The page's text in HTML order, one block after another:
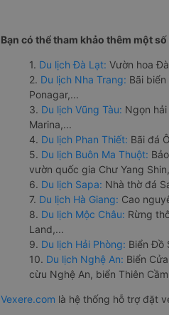
Bạn có thể tham khảo thêm một
1. Du lịch Đà Lạt: Vườn hoa
2. Du lịch Nha Trang: Bãi
Ponagar,...
3. Du lịch Vũng Tàu: Ngọn
Marina,...
4. Du lịch Phan Thiết: Bãi đá
5. Du lịch Buôn Ma Thuột:
vườn quốc gia Chư Yang
6. Du lịch Sapa: Nhà thờ đá
7. Du lịch Hà Giang: Cao
8. Du lịch Mộc Châu: Rừng
Land,...
9. Du lịch Hải Phòng: Biển Đồ
10. Du lịch Nghệ An: Biển
cừu Nghệ An, biển Thiên
Vexere.com là hệ thống hỗ trợ đặt